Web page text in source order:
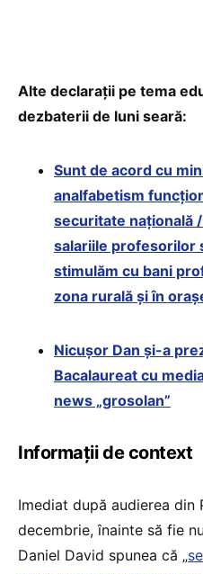
Alte declarații pe tema
dezbaterii de luni seară:
Sunt de acord cu
analfabetism
securitate națională
salariile profesorilor
stimulăm cu bani
zona rurală și în
Nicușor Dan și-a
Bacalaureat cu
news „grosolan”
Informații de context
Imediat după audierea din
decembrie, înainte să fie
Daniel David spunea că „